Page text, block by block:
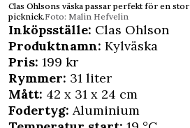
Clas Ohlsons väska passar perfekt för en stor
picknick.Foto: Malin Hefvelin
Inköpsställe: Clas Ohlson
Produktnamn: Kylväska
Pris: 199 kr
Rymmer: 31 liter
Mått: 42 x 31 x 24 cm
Fodertyg: Aluminium